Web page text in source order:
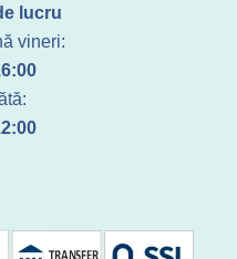
lucru
vineri: